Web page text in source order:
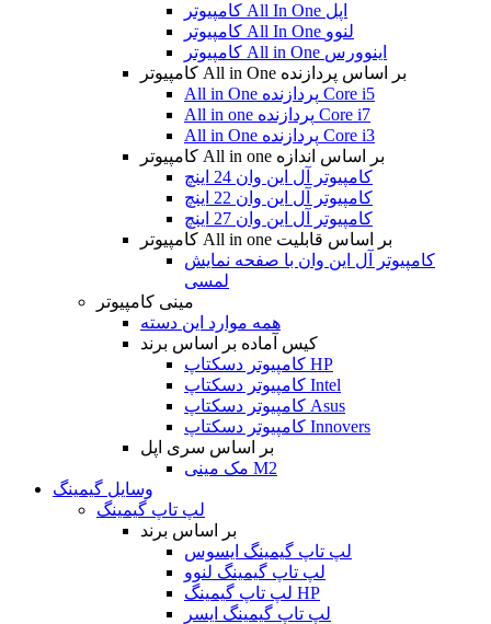
کامپیوتر All In One اپل
کامپیوتر All In One لنوو
کامپیوتر All in One اینوورس
کامپیوتر All in One بر اساس پردازنده
All in One پردازنده Core i5
All in one پردازنده Core i7
All in One پردازنده Core i3
کامپیوتر All in one بر اساس اندازه
کامپیوتر آل این وان 24 اینچ
کامپیوتر آل این وان 22 اینچ
کامپیوتر آل این وان 27 اینچ
کامپیوتر All in one بر اساس قابلیت
کامپیوتر آل این وان با صفحه نمایش
لمسی
مینی کامپیوتر
همه موارد این دسته
کیس آماده بر اساس برند
کامپیوتر دسکتاپ HP
کامپیوتر دسکتاپ Intel
کامپیوتر دسکتاپ Asus
کامپیوتر دسکتاپ Innovers
بر اساس سری اپل
مک مینی M2
وسایل گیمینگ
لپ تاپ گیمینگ
بر اساس برند
لپ تاپ گیمینگ ایسوس
لپ تاپ گیمینگ لنوو
لپ تاپ گیمینگ HP
لپ تاپ گیمینگ ایسر